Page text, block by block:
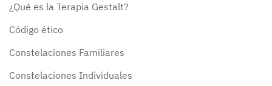
¿Qué es la Terapia Gestalt?
Código ético
Constelaciones Familiares
Constelaciones Individuales